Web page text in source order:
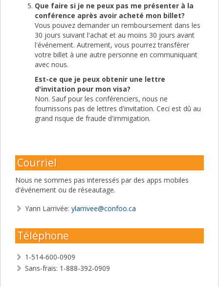
Que faire si je ne peux pas me présenter à la
conférence après avoir acheté mon billet?
Vous pouvez demander un remboursement dans les
30 jours suivant l'achat et au moins 30 jours avant
l'événement. Autrement, vous pourrez transférer
votre billet à une autre personne en communiquant
avec nous.
Est-ce que je peux obtenir une lettre
d'invitation pour mon visa?
Non. Sauf pour les conférenciers, nous ne
fournissons pas de lettres d'invitation. Ceci est dû au
grand risque de fraude d'immigation.
Courriel
Nous ne sommes pas interessés par des apps mobiles
d'événement ou de réseautage.
Yann Larrivée: ylarrivee@confoo.ca
Téléphone
1-514-600-0909
Sans-frais: 1-888-392-0909